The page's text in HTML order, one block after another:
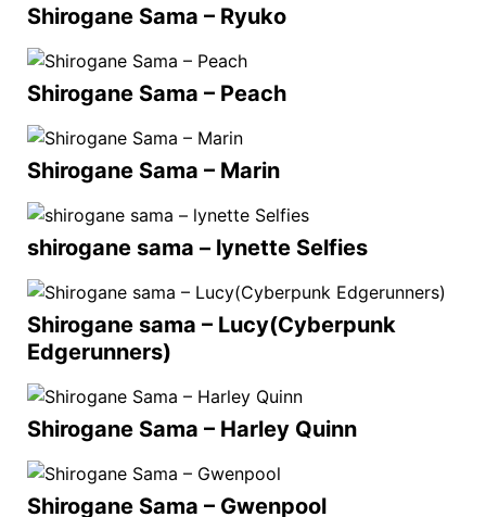
Shirogane Sama – Ryuko
Shirogane Sama – Peach
Shirogane Sama – Marin
shirogane sama – lynette Selfies
Shirogane sama – Lucy(Cyberpunk
Edgerunners)
Shirogane Sama – Harley Quinn
Shirogane Sama – Gwenpool